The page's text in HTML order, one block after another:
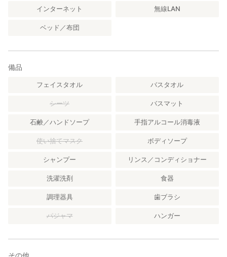
インターネット 無線LAN
ベッド／布団
備品
フェイスタオル バスタオル
シーツ バスマット
石鹸／ハンドソープ 手指アルコール消毒液
使い捨てマスク ボディソープ
シャンプー リンス／コンディショナー
洗濯洗剤 食器
調理器具 歯ブラシ
パジャマ ハンガー